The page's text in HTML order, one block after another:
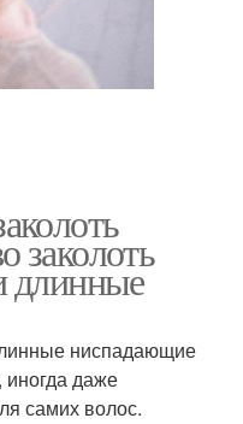
заколоть
длинные
ниспадающие
иногда даже
самих волос.